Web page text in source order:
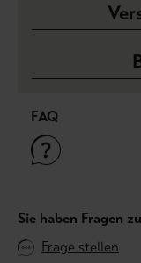
FAQ
Sie haben Fragen
Frage stellen